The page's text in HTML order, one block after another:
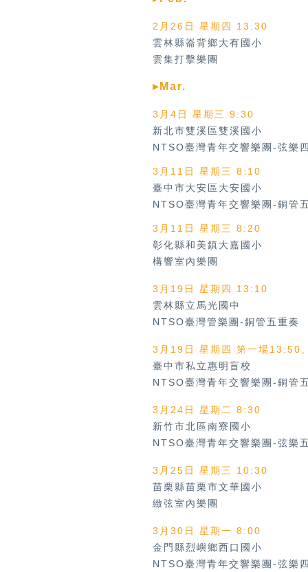
2月26日 星期四 13:30
雲林縣崙背鄉大有國小
雲集打擊樂團
▸Mar.
3月4日 星期三 9:30
新北市雙溪區雙溪國小
NTSO臺灣青年交響樂團-弦樂
3月11日 星期三 8:10
臺中市大安區大安國小
NTSO臺灣青年交響樂團-銅管
3月11日 星期三 8:20
彰化縣和美鎮大嘉國小
構響室內樂團
3月19日 星期四 13:10
雲林縣立馬光國中
NTSO臺灣管樂團-銅管五重奏
3月19日 星期四 第一場13:50
臺中市私立惠明盲校
NTSO臺灣青年交響樂團-銅管
3月24日 星期二 8:30
新竹市北區南寮國小
NTSO臺灣青年交響樂團-弦樂
3月25日 星期三 10:30
苗栗縣苗栗市文華國小
緻弦室內樂團
3月30日 星期一 8:00
金門縣烈嶼鄉西口國小
NTSO臺灣青年交響樂團-弦樂